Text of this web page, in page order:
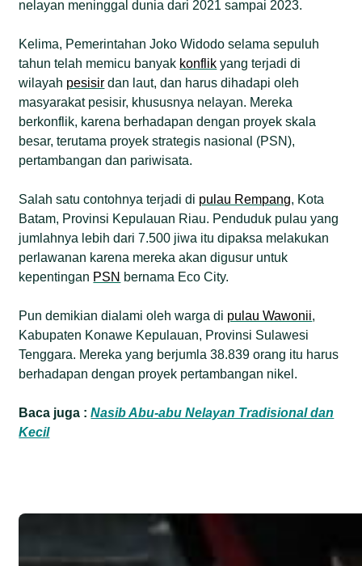
nelayan meninggal dunia dari 2021 sampai 2023.
Kelima, Pemerintahan Joko Widodo selama sepuluh
tahun telah memicu banyak konflik yang terjadi di
wilayah pesisir dan laut, dan harus dihadapi oleh
masyarakat pesisir, khususnya nelayan. Mereka
berkonflik, karena berhadapan dengan proyek skala
besar, terutama proyek strategis nasional (PSN),
pertambangan dan pariwisata.
Salah satu contohnya terjadi di pulau Rempang, Kota
Batam, Provinsi Kepulauan Riau. Penduduk pulau yang
jumlahnya lebih dari 7.500 jiwa itu dipaksa melakukan
perlawanan karena mereka akan digusur untuk
kepentingan PSN bernama Eco City.
Pun demikian dialami oleh warga di pulau Wawonii,
Kabupaten Konawe Kepulauan, Provinsi Sulawesi
Tenggara. Mereka yang berjumla 38.839 orang itu harus
berhadapan dengan proyek pertambangan nikel.
Baca juga :Nasib Abu-abu Nelayan Tradisional dan
Kecil